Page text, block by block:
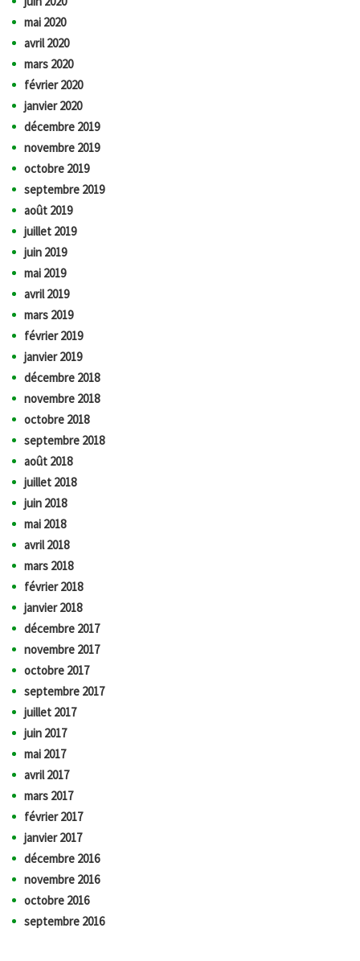
mai 2020
avril 2020
mars 2020
février 2020
janvier 2020
décembre 2019
novembre 2019
octobre 2019
septembre 2019
août 2019
juillet 2019
juin 2019
mai 2019
avril 2019
mars 2019
février 2019
janvier 2019
décembre 2018
novembre 2018
octobre 2018
septembre 2018
août 2018
juillet 2018
juin 2018
mai 2018
avril 2018
mars 2018
février 2018
janvier 2018
décembre 2017
novembre 2017
octobre 2017
septembre 2017
juillet 2017
juin 2017
mai 2017
avril 2017
mars 2017
février 2017
janvier 2017
décembre 2016
novembre 2016
octobre 2016
septembre 2016